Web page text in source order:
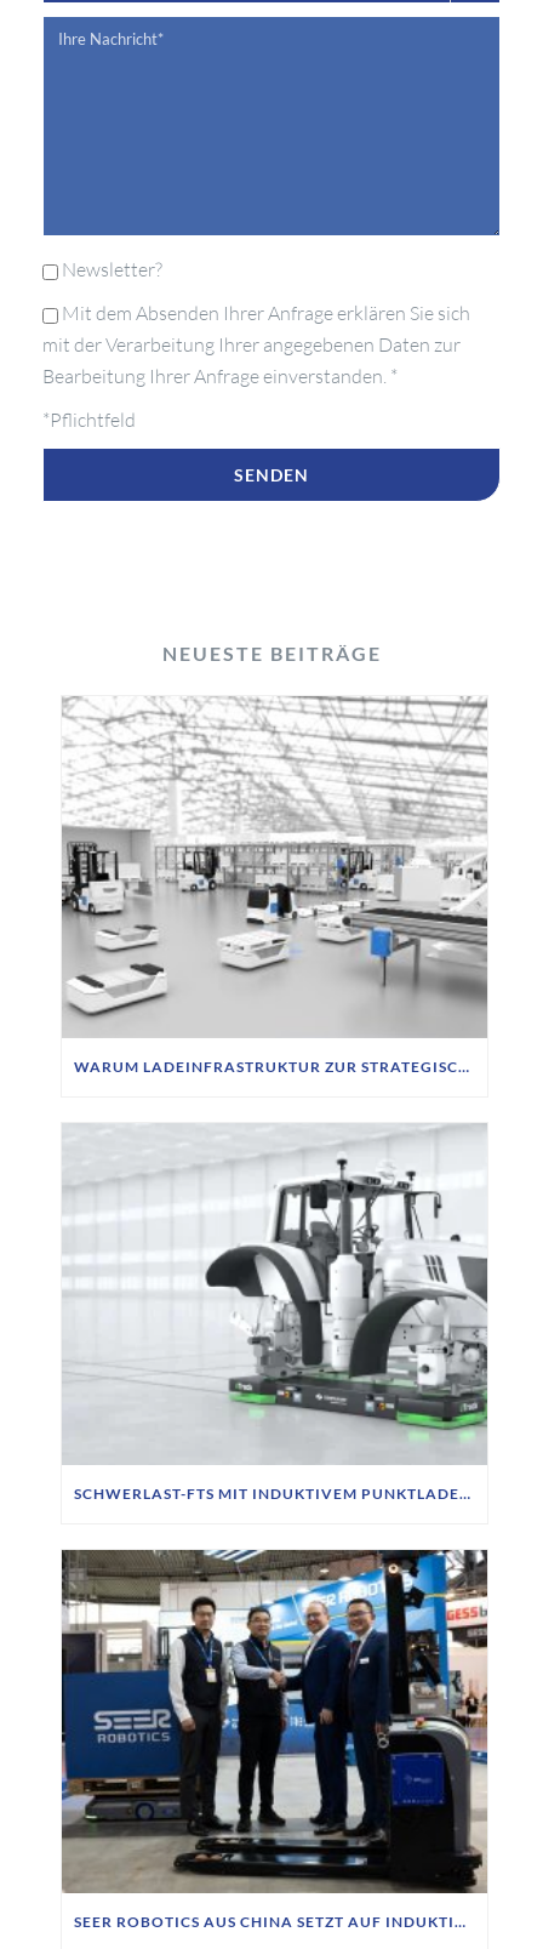
Newsletter?
Mit dem Absenden Ihrer Anfrage erklären Sie sich
mit der Verarbeitung Ihrer angegebenen Daten zur
Bearbeitung Ihrer Anfrage einverstanden. *
*Pflichtfeld
NEUESTE BEITRÄGE
WARUM LADEINFRASTRUKTUR ZUR STRATEGISCHEN AUFGABE FÜR FTS-BETREIBER WIRD
SCHWERLAST-FTS MIT INDUKTIVEM PUNKTLADEN BEI SIEMPELKAMP
SEER ROBOTICS AUS CHINA SETZT AUF INDUKTIVE LADETECHNIK